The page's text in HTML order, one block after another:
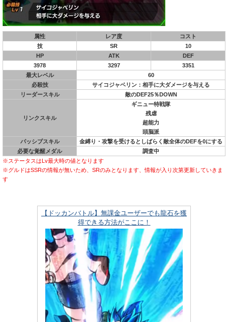
属性 レア度
コスト
技
SR
10
HP
ATK
DEF
3978
3297
3351
最大レベル
60
必殺技
サイコジャベリン：相手に大ダメージを与える
リーダースキル
敵のDEF25％DOWN
リンクスキル
ギニュー特戦隊
残虐
超能力
頭脳派
パッシブスキル
金縛り・攻撃を受けるとしばらく敵全体のDEFを0にする
必要な覚醒メダル
調査中
※ステータスはLv最大時の値となります
※グルドはSSRの情報が無いため、SRのみとなります、情報が入り次第更新していきま
す
【ドッカンバトル】無課金ユーザーでも龍石を獲
得できる方法がここに！